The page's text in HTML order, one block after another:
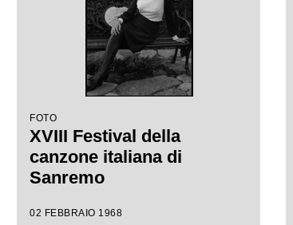
FOTO
XVIII Festival della
canzone italiana di
Sanremo
02 FEBBRAIO 1968